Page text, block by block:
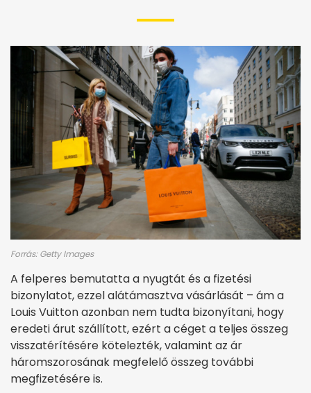
Forrás: Getty Images
A felperes bemutatta a nyugtát és a fizetési
bizonylatot, ezzel alátámasztva vásárlását – ám a
Louis Vuitton azonban nem tudta bizonyítani, hogy
eredeti árut szállított, ezért a céget a teljes összeg
visszatérítésére kötelezték, valamint az ár
háromszorosának megfelelő összeg további
megfizetésére is.